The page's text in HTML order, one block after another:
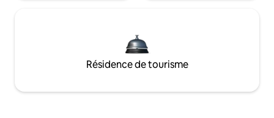
Résidence de tourisme